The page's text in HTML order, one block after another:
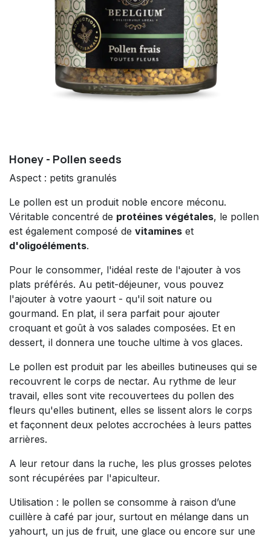
Honey - Pollen seeds
Aspect : petits granulés
Le pollen est un produit noble encore méconu.
Véritable concentré de protéines végétales, le pollen
est également composé de vitamines et
d'oligoéléments.
Pour le consommer, l'idéal reste de l'ajouter à vos
plats préférés. Au petit-déjeuner, vous pouvez
l'ajouter à votre yaourt - qu'il soit nature ou
gourmand. En plat, il sera parfait pour ajouter
croquant et goût à vos salades composées. Et en
dessert, il donnera une touche ultime à vos glaces.
Le pollen est produit par les abeilles butineuses qui se
recouvrent le corps de nectar. Au rythme de leur
travail, elles sont vite recouvertees du pollen des
fleurs qu'elles butinent, elles se lissent alors le corps
et façonnent deux pelotes accrochées à leurs pattes
arrières.
A leur retour dans la ruche, les plus grosses pelotes
sont récupérées par l'apiculteur.
Utilisation : le pollen se consomme à raison d’une
cuillère à café par jour, surtout en mélange dans un
yahourt, un jus de fruit, une glace ou encore sur une